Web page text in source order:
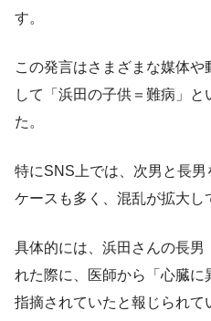
す。
この発言はさまざまな媒体
して「浜田の子供＝難病」
た。
特にSNS上では、次男と長
ケースも多く、混乱が拡大し
具体的には、浜田さんの長男
れた際に、医師から「心臓に
指摘されていたと報じられて